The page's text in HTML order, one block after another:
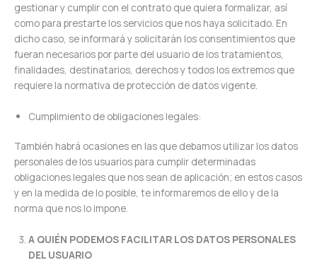
gestionar y cumplir con el contrato que quiera formalizar, así
como para prestarte los servicios que nos haya solicitado. En
dicho caso, se informará y solicitarán los consentimientos que
fueran necesarios por parte del usuario de los tratamientos,
finalidades, destinatarios, derechos y todos los extremos que
requiere la normativa de protección de datos vigente.
Cumplimiento de obligaciones legales:
También habrá ocasiones en las que debamos utilizar los datos
personales de los usuarios para cumplir determinadas
obligaciones legales que nos sean de aplicación; en estos casos
y en la medida de lo posible, te informaremos de ello y de la
norma que nos lo impone.
A QUIÉN PODEMOS FACILITAR LOS DATOS PERSONALES
DEL USUARIO